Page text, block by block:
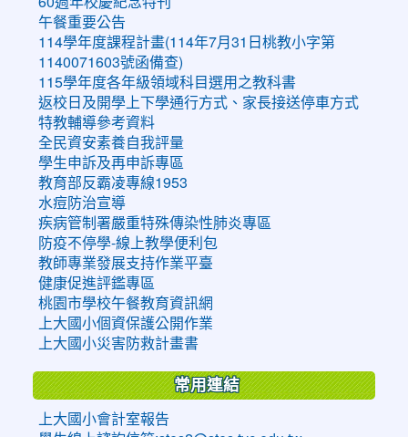
午餐重要公告
114學年度課程計畫(114年7月31日桃教小字第
1140071603號函備查)
115學年度各年級領域科目選用之教科書
返校日及開學上下學通行方式、家長接送停車方式
特教輔導參考資料
全民資安素養自我評量
學生申訴及再申訴專區
教育部反霸凌專線1953
水痘防治宣導
疾病管制署嚴重特殊傳染性肺炎專區
防疫不停學-線上教學便利包
教師專業發展支持作業平臺
健康促進評鑑專區
桃園市學校午餐教育資訊網
上大國小個資保護公開作業
上大國小災害防救計畫書
常用連結
上大國小會計室報告